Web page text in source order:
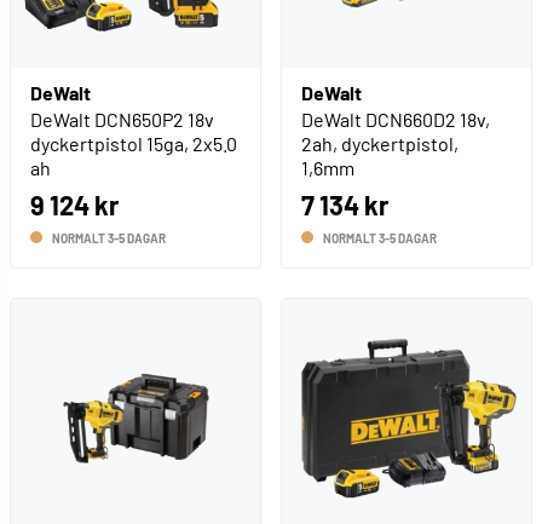
DeWalt
DeWalt DCN650P2 18v
dyckertpistol 15ga, 2x5.0
ah
9 124 kr
NORMALT 3-5 DAGAR
DeWalt
DeWalt DCN660D2 18v,
2ah, dyckertpistol,
1,6mm
7 134 kr
NORMALT 3-5 DAGAR